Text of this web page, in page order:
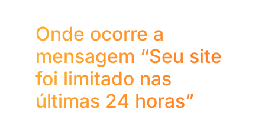
Onde ocorre a
mensagem “Seu site
foi limitado nas
últimas 24 horas”